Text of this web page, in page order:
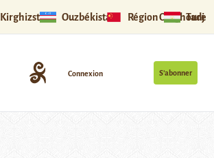
Kirghizstan Ouzbékistan Région Ouïghoure
S’abonner
Connexion